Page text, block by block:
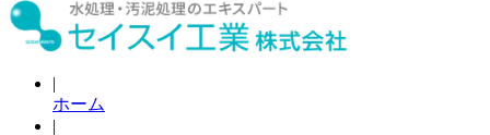
|
ホーム
|